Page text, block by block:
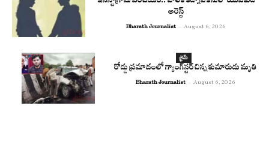
అరెస్ట్
Bharath Journalist - August 6, 2026
క్రైమ్
రోడ్డు ప్రమాదంలో గ్యాంగ్‌స్టర్ చిన్న కుమారుడు మృతి
Bharath Journalist - August 6, 2026